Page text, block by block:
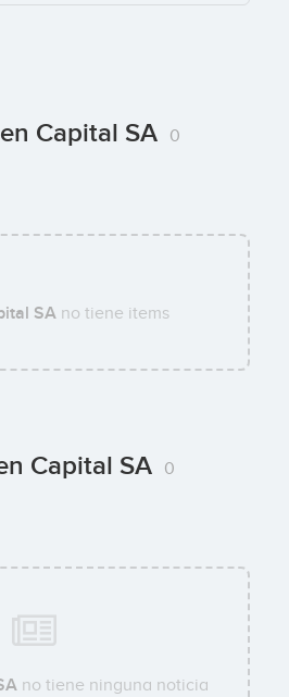
Capital SA 0
SAno tiene items
Capital SA 0
no tiene ninguna noticia